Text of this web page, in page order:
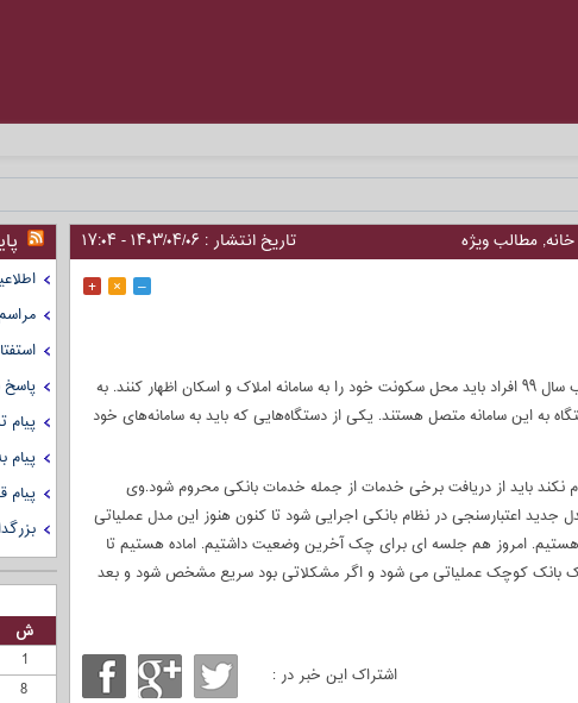
خانه, مطالب ویژه
تاریخ انتشار : ۱۴۰۳/۰۴/۰۶ - ۱۷:۰۴
–
×
+
بر اساس بند ۷ تبصره ۸ ماده ۱۶۹ مکرر قانون مالیات‌های مستقیم مصوب سال ۹۹ افراد باید محل سکونت خود را به سامانه املاک و اسکان اظهار کنند. به
دفتر اقتصاد مسکن وزارت راه و شهرسازی بیش از ۲۰ دستگاه به این سامانه متصل هستند. یکی از دستگاه‌هایی که باید به سامانه‌های خود
نکند باید از دریافت برخی خدمات از جمله خدمات بانکی محروم شود.وی
جدید اعتبارسنجی در نظام بانکی اجرایی شود تا کنون هنوز این مدل عملیاتی
امروز هم جلسه ای برای چک آخرین وضعیت داشتیم. اماده هستیم تا
یک بانک کوچک عملیاتی می شود و اگر مشکلاتی بود سریع مشخص شود و بعد
اشتراک این خبر در :
پاسخ
پیام
پیام
پیام
ش
1
8